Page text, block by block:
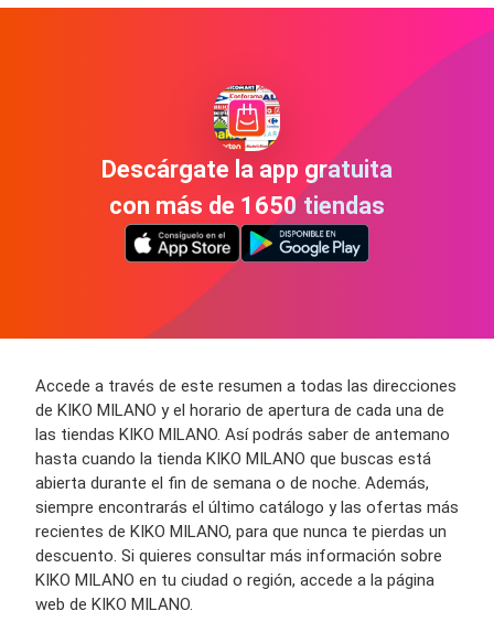
Descárgate la app gratuita
con más de 1650 tiendas
Accede a través de este resumen a todas las direcciones
de KIKO MILANO y el horario de apertura de cada una de
las tiendas KIKO MILANO. Así podrás saber de antemano
hasta cuando la tienda KIKO MILANO que buscas está
abierta durante el fin de semana o de noche. Además,
siempre encontrarás el último catálogo y las ofertas más
recientes de KIKO MILANO, para que nunca te pierdas un
descuento. Si quieres consultar más información sobre
KIKO MILANO en tu ciudad o región, accede a la página
web de KIKO MILANO.